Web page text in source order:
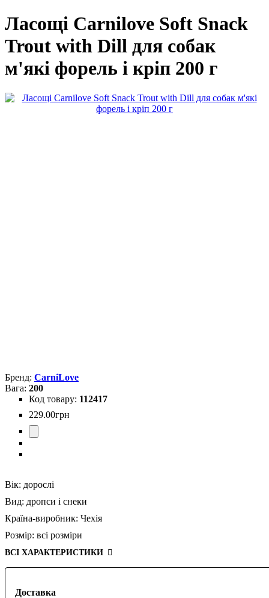
Ласощі Carnilove Soft Snack
Trout with Dill для собак
м'які форель і кріп 200 г
Доставка
CarniLove
200
112417
229.00грн
Вік: дорослі
Вид: дропси і снеки
Країна-виробник: Чехія
Розмір: всі розміри
ВСІ ХАРАКТЕРИСТИКИ